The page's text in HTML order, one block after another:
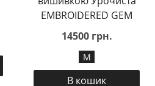
EMBROIDERED GEM
14500 грн.
М
В кошик